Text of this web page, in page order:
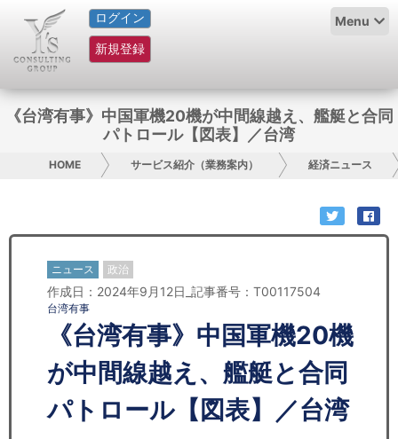
ログイン
新規登録
Menu
HOME
サービス紹介
コラム
お問い合わせ
日本人にPR
コンサルティング
リサーチ
セミナー
《台湾有事》中国軍機20機が中間線越え、艦艇と合同
パトロール【図表】／台湾
HOME サービス紹介（業務案内） 経済ニュース
ニュース 政治
作成日：2024年9月12日_記事番号：T00117504
台湾有事
《台湾有事》中国軍機20機
が中間線越え、艦艇と合同
パトロール【図表】／台湾